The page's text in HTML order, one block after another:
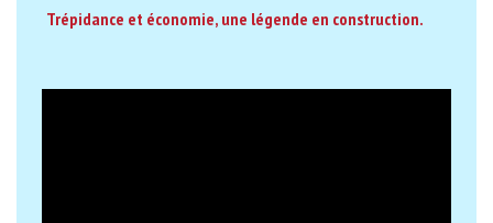
Trépidance et économie, une légende en construction.